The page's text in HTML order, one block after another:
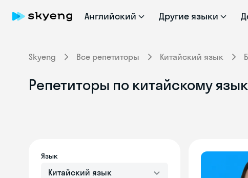
Английский Другие языки
Skyeng Все репетиторы Китайский язык
Репетиторы по китайскому
Язык
Китайский язык